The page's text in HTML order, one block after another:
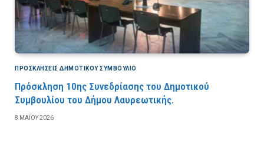
ΠΡΟΣΚΛΉΣΕΙΣ ΔΗΜΟΤΙΚΟΎ ΣΥΜΒΟΎΛΙΟ
Πρόσκληση 10ης Συνεδρίασης του Δημοτικού
Συμβουλίου του Δήμου Λαυρεωτικής.
8 ΜΑΪ́ΟΥ 2026